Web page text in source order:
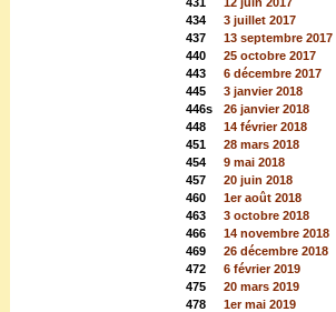
434
3 juillet 2017
437
13 septembre 2017
440
25 octobre 2017
443
6 décembre 2017
445
3 janvier 2018
446s
26 janvier 2018
448
14 février 2018
451
28 mars 2018
454
9 mai 2018
457
20 juin 2018
460
1er août 2018
463
3 octobre 2018
466
14 novembre 2018
469
26 décembre 2018
472
6 février 2019
475
20 mars 2019
478
1er mai 2019